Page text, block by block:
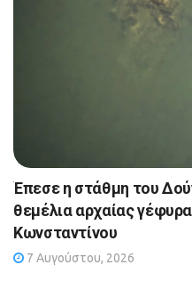
Έπεσε η στάθμη του
θεμέλια αρχαίας
Κωνσταντίνου
7 Αυγούστου, 2026